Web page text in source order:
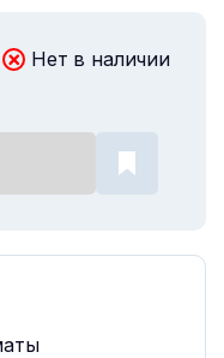
Нет в наличии